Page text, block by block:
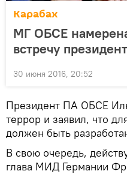
Карабах
МГ ОБСЕ
встречу
30 июня 2016, 20:52
Президент ПА ОБСЕ
террор и заявил, что
должен быть
В свою очередь,
глава МИД Германии